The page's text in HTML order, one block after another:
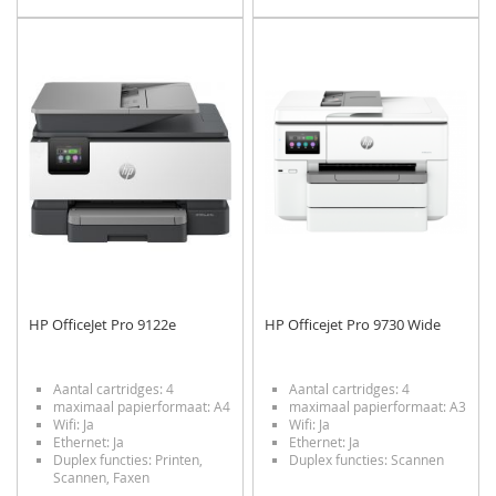
TOE
VERLANGLIJST
OM
VERGELIJKEN
TOE
VERLANGLIJST
OM
VERGELIJKEN
HP OfficeJet Pro 9122e
Aantal cartridges: 4
maximaal papierformaat: A4
Wifi: Ja
Ethernet: Ja
Duplex functies: Printen,
Scannen, Faxen
HP Officejet Pro 9730 Wide
Aantal cartridges: 4
maximaal papierformaat: A3
Wifi: Ja
Ethernet: Ja
Duplex functies: Scannen